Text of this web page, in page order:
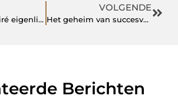
Wat is Beton Ciré eigenlijk?
VOLGENDE
Het geheim van succesvolle social media marketing: een diepgaande verkenning
Berichten